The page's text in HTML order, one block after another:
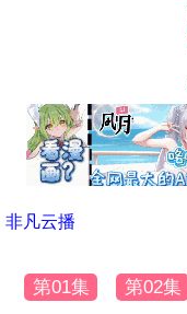
非凡云播
第01集 第02集